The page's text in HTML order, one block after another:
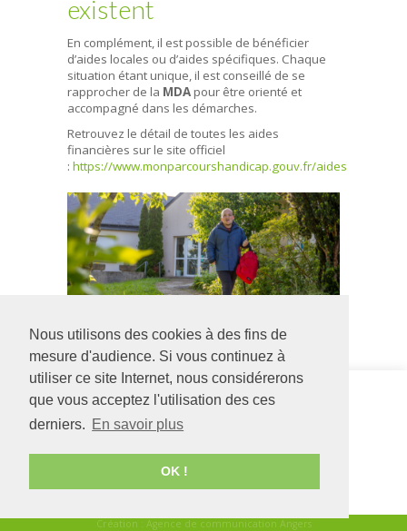
Nous utilisons des cookies à des fins de
mesure d'audience. Si vous continuez à
utiliser ce site Internet, nous considérerons
que vous acceptez l'utilisation des ces
derniers. En savoir plus
OK !
existent
En complément, il est possible de bénéficier
d’aides locales ou d’aides spécifiques. Chaque
situation étant unique, il est conseillé de se
rapprocher de la MDApour être orienté et
accompagné dans les démarches.
Retrouvez le détail de toutes les aides
financières sur le site officiel
: https://www.monparcourshandicap.gouv.fr/aides
Siège social
-BP 71857
01
02 41 68 98 50
www.adapei49.asso.fr
Adapei
Joseph
02 41 88 63 27
Création : Agence de communication Angers